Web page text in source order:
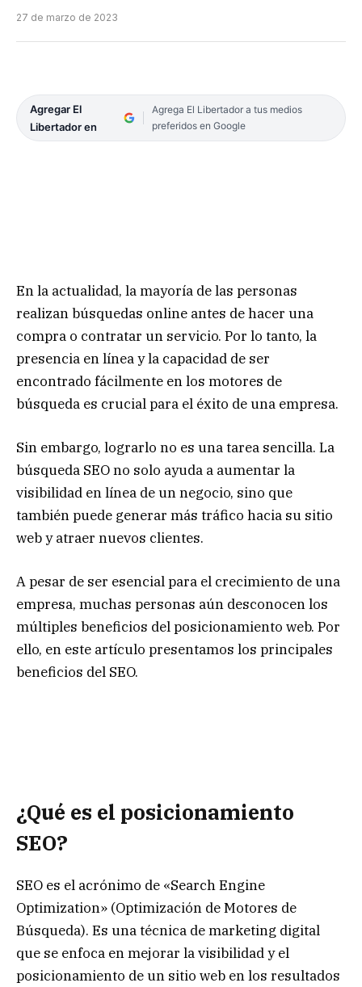
27 de marzo de 2023
Agregar El
Libertador en
Agrega El Libertador a tus medios
preferidos en Google
En la actualidad, la mayoría de las personas
realizan búsquedas online antes de hacer una
compra o contratar un servicio. Por lo tanto, la
presencia en línea y la capacidad de ser
encontrado fácilmente en los motores de
búsqueda es crucial para el éxito de una empresa.
Sin embargo, lograrlo no es una tarea sencilla. La
búsqueda SEO no solo ayuda a aumentar la
visibilidad en línea de un negocio, sino que
también puede generar más tráfico hacia su sitio
web y atraer nuevos clientes.
A pesar de ser esencial para el crecimiento de una
empresa, muchas personas aún desconocen los
múltiples beneficios del posicionamiento web. Por
ello, en este artículo presentamos los principales
beneficios del SEO.
¿Qué es el posicionamiento
SEO?
SEO es el acrónimo de «Search Engine
Optimization» (Optimización de Motores de
Búsqueda). Es una técnica de marketing digital
que se enfoca en mejorar la visibilidad y el
posicionamiento de un sitio web en los resultados